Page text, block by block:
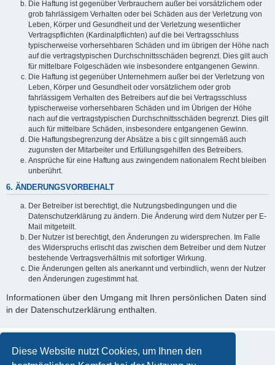
Diese Website nutzt Cookies, um Ihnen den
Die Haftung ist gegenüber Verbrauchern außer bei vorsätzlichem oder
grob fahrlässigem Verhalten oder bei Schäden aus der Verletzung von
Leben, Körper und Gesundheit und der Verletzung wesentlicher
Vertragspflichten (Kardinalpflichten) auf die bei Vertragsschluss
typischerweise vorhersehbaren Schäden und im übrigen der Höhe nach
auf die vertragstypischen Durchschnittsschäden begrenzt. Dies gilt auch
für mittelbare Folgeschäden wie insbesondere entgangenen Gewinn.
Die Haftung ist gegenüber Unternehmern außer bei der Verletzung von
Leben, Körper und Gesundheit oder vorsätzlichem oder grob
fahrlässigem Verhalten des Betreibers auf die bei Vertragsschluss
typischerweise vorhersehbaren Schäden und im Übrigen der Höhe
nach auf die vertragstypischen Durchschnittsschäden begrenzt. Dies gilt
auch für mittelbare Schäden, insbesondere entgangenen Gewinn.
Die Haftungsbegrenzung der Absätze a bis c gilt sinngemäß auch
zugunsten der Mitarbeiter und Erfüllungsgehilfen des Betreibers.
Ansprüche für eine Haftung aus zwingendem nationalem Recht bleiben
unberührt.
6. ÄNDERUNGSVORBEHALT
Der Betreiber ist berechtigt, die Nutzungsbedingungen und die
Datenschutzerklärung zu ändern. Die Änderung wird dem Nutzer per E-
Mail mitgeteilt.
Der Nutzer ist berechtigt, den Änderungen zu widersprechen. Im Falle
des Widerspruchs erlischt das zwischen dem Betreiber und dem Nutzer
bestehende Vertragsverhältnis mit sofortiger Wirkung.
Die Änderungen gelten als anerkannt und verbindlich, wenn der Nutzer
den Änderungen zugestimmt hat.
Informationen über den Umgang mit Ihren persönlichen Daten sind
in der Datenschutzerklärung enthalten.